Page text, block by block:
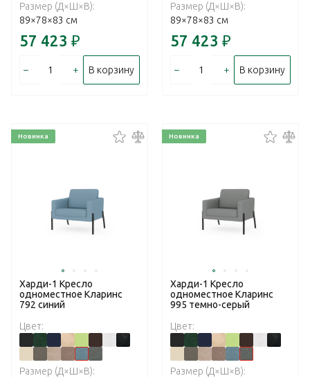
Размер (Д×Ш×В):
89×78×83 см
57 423 ₽
– + В корзину
Размер (Д×Ш×В):
89×78×83 см
57 423 ₽
– + В корзину
Новинка
Харди-1 Кресло
одноместное Кларинс
792 синий
Цвет:
Размер (Д×Ш×В):
Новинка
Харди-1 Кресло
одноместное Кларинс
995 темно-серый
Цвет:
Размер (Д×Ш×В):